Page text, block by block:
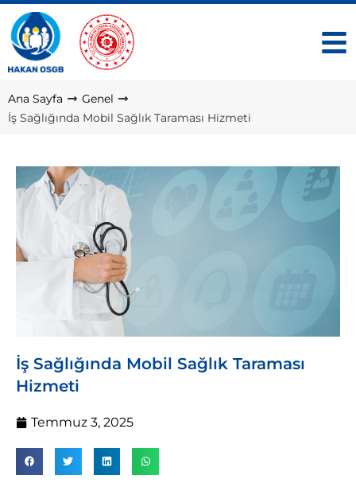
Ana Sayfa
Genel
İş Sağlığında Mobil Sağlık Taraması Hizmeti
İş Sağlığında Mobil Sağlık Taraması
Hizmeti
Temmuz 3, 2025